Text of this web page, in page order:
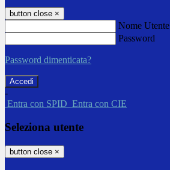
button close ×
Nome Utente
Password
Password dimenticata?
-
Entra con SPID Entra con CIE
Seleziona utente
button close ×